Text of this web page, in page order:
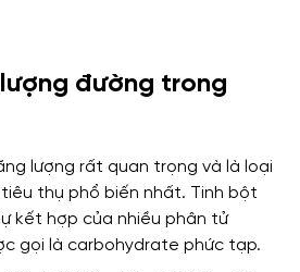
lượng đường trong
lượng rất quan trọng và là loại
thụ phổ biến nhất. Tinh bột
kết hợp của nhiều phân tử
gọi là carbohydrate phức tạp.